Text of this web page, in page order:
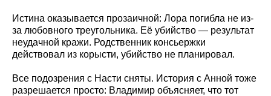
Истина оказывается прозаичной: Лора погибла не из-
за любовного треугольника. Её убийство — результат
неудачной кражи. Родственник консьержки
действовал из корысти, убийство не планировал.
Все подозрения с Насти сняты. История с Анной тоже
разрешается просто: Владимир объясняет, что тот